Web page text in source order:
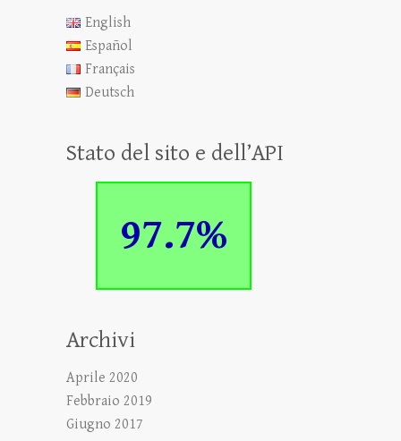
English
Español
Français
Deutsch
Stato del sito e dell’API
97.7%
Archivi
Aprile 2020
Febbraio 2019
Giugno 2017